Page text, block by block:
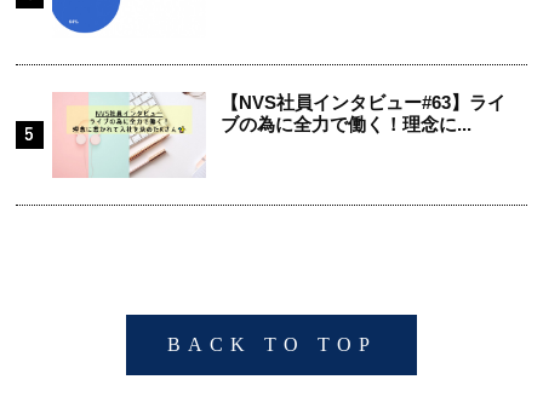
【NVS社員インタビュー#63】ライ
ブの為に全力で働く！理念に...
BACK TO TOP